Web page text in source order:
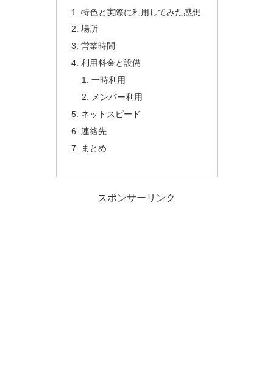
特色と実際に利用してみた感想
場所
営業時間
利用料金と設備
一時利用
メンバー利用
ネットスピード
連絡先
まとめ
スポンサーリンク